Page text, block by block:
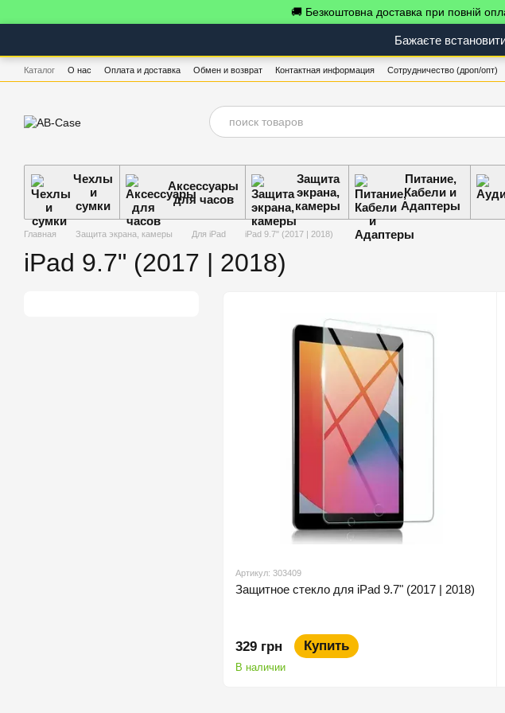
🚚 Безкоштовна доставка при повній
Бажаєте
Каталог О нас Оплата и доставка Обмен и возврат Контактная информация Сотрудничество (дроп/опт)
Чехлы
и
сумки
Аксессуары
для часов
Защита
экрана,
камеры
Питание,
Кабели и
Адаптеры
Главная Защита экрана, камеры Для iPad iPad 9.7" (2017 | 2018)
iPad 9.7" (2017 | 2018)
Артикул: 303409
Защитное стекло для iPad 9.7" (2017 | 2018)
329 грн Купить
В наличии